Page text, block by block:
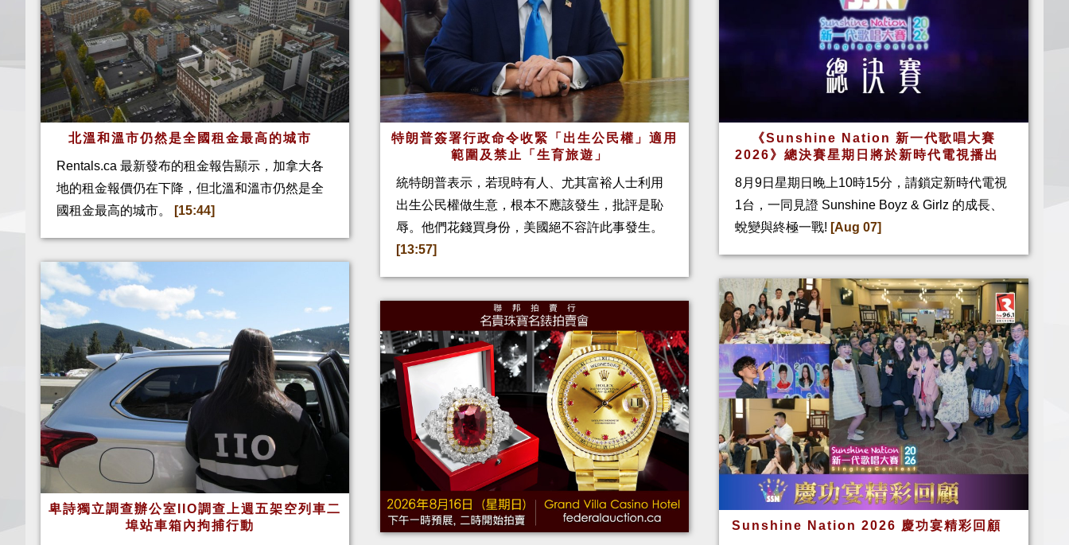
北溫和溫市仍然是全國租金最高的城市
Rentals.ca 最新發布的租金報告顯示，加拿大各
地的租金報價仍在下降，但北溫和溫市仍然是全
國租金最高的城市。
[15:44]
卑詩獨立調查辦公室IIO調查上週五架空列車二
埠站車箱內拘捕行動
特朗普簽署行政命令收緊「出生公民權」適用
範圍及禁止「生育旅遊」
統特朗普表示，若現時有人、尤其富裕人士利用
出生公民權做生意，根本不應該發生，批評是恥
辱。他們花錢買身份，美國絕不容許此事發生。
[13:57]
《Sunshine Nation 新一代歌唱大賽
2026》總決賽星期日將於新時代電視播出
8月9日星期日晚上10時15分，請鎖定新時代電視
1台，一同見證 Sunshine Boyz & Girlz 的成長、
蛻變與終極一戰! [Aug 07]
Sunshine Nation 2026 慶功宴精彩回顧